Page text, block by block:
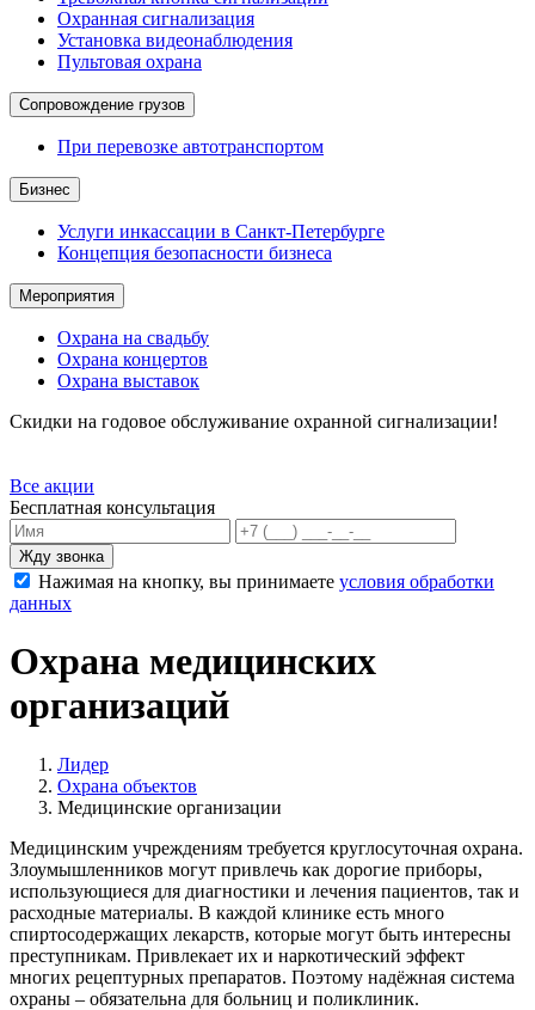
Охранная сигнализация
Установка видеонаблюдения
Пультовая охрана
Сопровождение грузов
При перевозке автотранспортом
Бизнес
Услуги инкассации в Санкт-Петербурге
Концепция безопасности бизнеса
Мероприятия
Охрана на свадьбу
Охрана концертов
Охрана выставок
Скидки на годовое обслуживание охранной сигнализации!
Все акции
Бесплатная консультация
Жду звонка
Нажимая на кнопку, вы принимаете условия обработки
данных
Охрана медицинских
организаций
Лидер
Охрана объектов
Медицинские организации
Медицинским учреждениям требуется круглосуточная охрана.
Злоумышленников могут привлечь как дорогие приборы,
использующиеся для диагностики и лечения пациентов, так и
расходные материалы. В каждой клинике есть много
спиртосодержащих лекарств, которые могут быть интересны
преступникам. Привлекает их и наркотический эффект
многих рецептурных препаратов. Поэтому надёжная система
охраны – обязательна для больниц и поликлиник.